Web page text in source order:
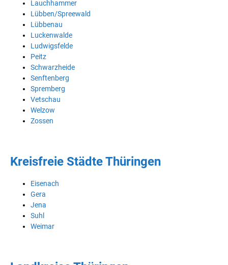
Lauchhammer
Lübben/Spreewald
Lübbenau
Luckenwalde
Ludwigsfelde
Peitz
Schwarzheide
Senftenberg
Spremberg
Vetschau
Welzow
Zossen
Kreisfreie Städte Thüringen
Eisenach
Gera
Jena
Suhl
Weimar